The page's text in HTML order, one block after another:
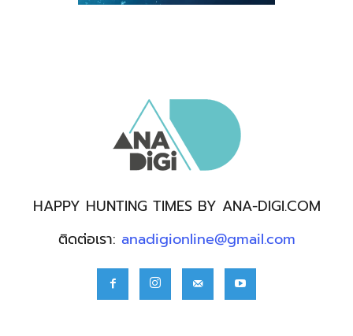
HAPPY HUNTING TIMES BY ANA-DIGI.COM
ติดต่อเรา: anadigionline@gmail.com